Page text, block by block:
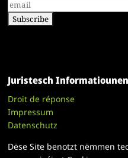
Juristesch Informatiounen
Droit de réponse
Impressum
Datenschutz
Dëse Site benotzt nëmmen